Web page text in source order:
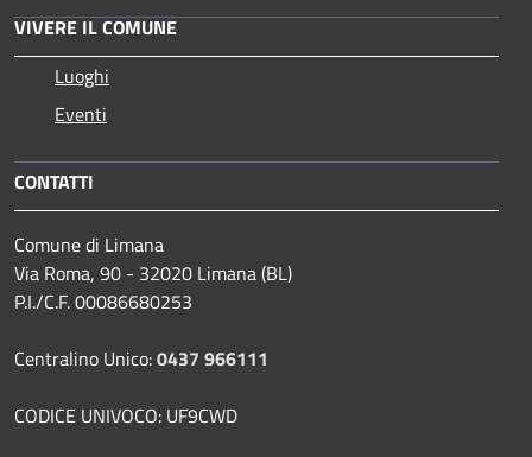
VIVERE IL COMUNE
Luoghi
Eventi
CONTATTI
Comune di Limana
Via Roma, 90 - 32020 Limana (BL)
P.I./C.F. 00086680253
Centralino Unico:0437 966111
CODICE UNIVOCO: UF9CWD